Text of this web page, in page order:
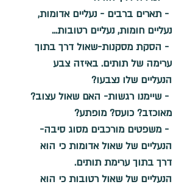
- תארים ברבים - נעליים אדומות,
נעליים חומות, נעליים רטובות...
- הסקת מסקנות-שאול דרך בתוך
ערימה של תותים. באיזה צבע
הנעליים שלו נצבעו?
- שיימנו רגשות- האם שאול עצוב?
מאוכזב? כועס? מופתע?
הנעליים של שאול אדומות כי הוא
דרך בתוך ערימת תותים.
הנעליים של שאול רטובות כי הוא